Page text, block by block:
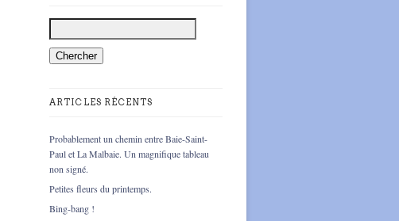
ARTICLES RÉCENTS
Probablement un chemin entre Baie-Saint-
Paul et La Malbaie. Un magnifique tableau
non signé.
Petites fleurs du printemps.
Bing-bang !